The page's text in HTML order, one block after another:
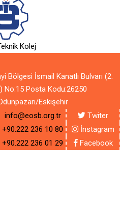
Kolej
Bölgesi İsmail Kanatlı Bulvarı (2.
No:15 Posta Kodu:26250
Eskişehir
info@eosb.org.tr
Twiter
+90.222 236 10 80
İnstagram
+90.222 236 01 29 Facebook